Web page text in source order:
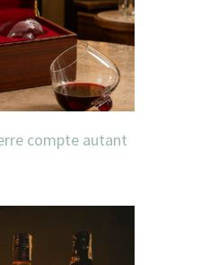
compte autant